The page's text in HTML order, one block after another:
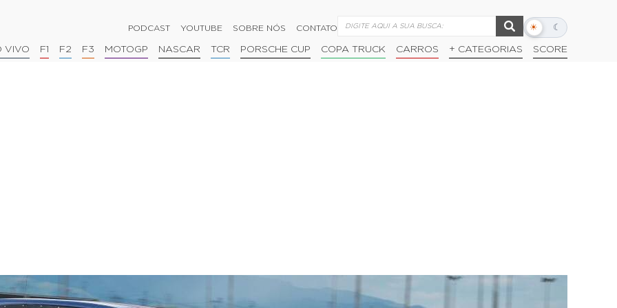
PODCAST YOUTUBE SOBRE NÓS CONTATO ☀ ☾
Alternar
escuro
VIVO F1 F2 F3 MOTOGP NASCAR TCR PORSCHE CUP COPA TRUCK CARROS + CATEGORIAS SCORE